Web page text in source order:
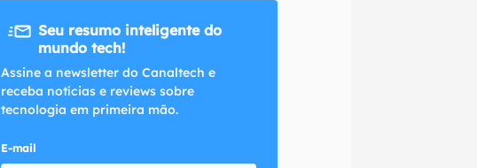
Seu resumo inteligente do
mundo tech!
Assine a newsletter do Canaltech e
receba notícias e reviews sobre
tecnologia em primeira mão.
E-mail